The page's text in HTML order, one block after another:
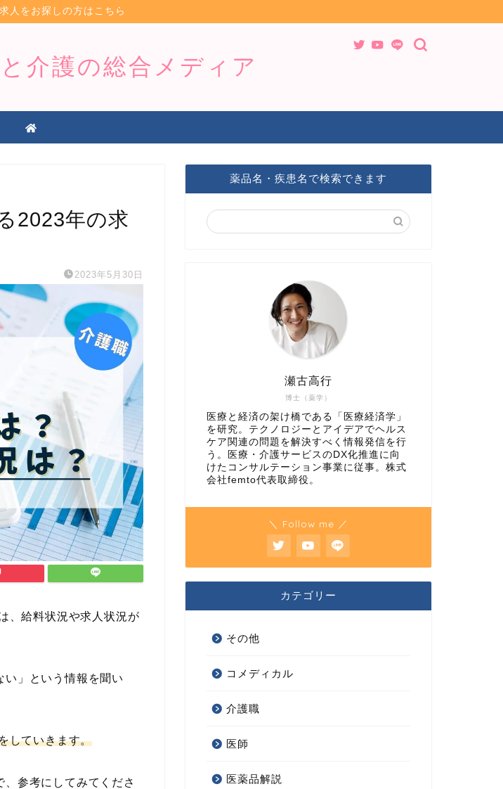
人をお探しの方はこちら
介護の総合メディア
2023年の求
2023年5月30日
、給料状況や求人状況が
い」という情報を聞い
していきます。
参考にしてみてくださ
薬品名・疾患名で検索できます
博士（薬学）
瀬古高行
医療と経済の架け橋である「医療経済学」
を研究。テクノロジーとアイデアでヘルス
ケア関連の問題を解決すべく情報発信を行
う。医療・介護サービスのDX化推進に向
けたコンサルテーション事業に従事。株式
会社femto代表取締役。
＼ Follow me ／
カテゴリー
その他
コメディカル
介護職
医師
医薬品解説